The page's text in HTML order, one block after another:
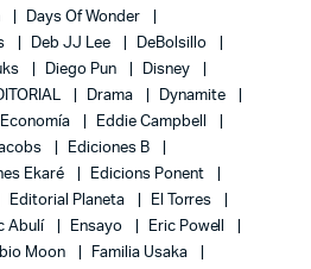
Days Of Wonder
Deb JJ Lee
DeBolsillo
Diego Pun
Disney
Drama
Dynamite
Economía
Eddie Campbell
Ediciones B
Ekaré
Edicions Ponent
Editorial Planeta
El Torres
Abulí Ensayo
Eric Powell
Moon
Familia Usaka